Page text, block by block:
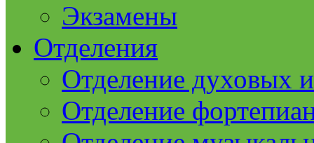
Экзамены
Отделения
Отделение духовых
Отделение